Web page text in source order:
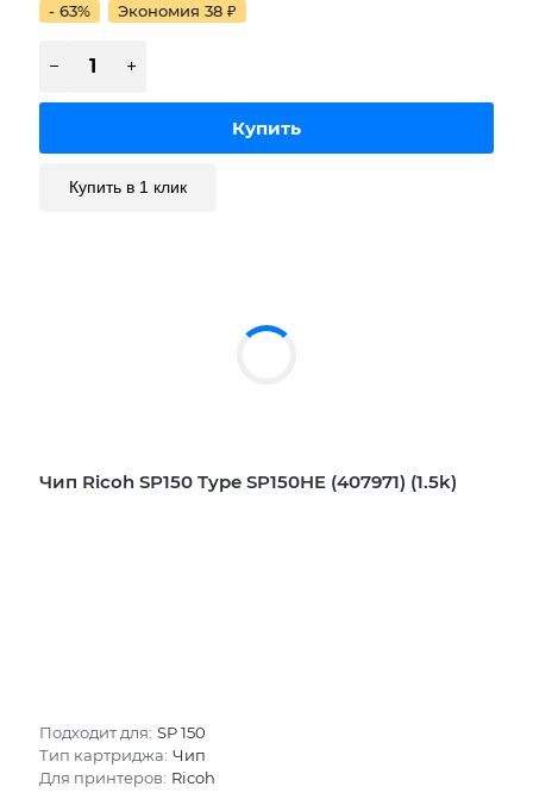
- 63% Экономия 38 ₽
Купить в 1 клик
Чип Ricoh SP150 Type SP150HE (407971) (1.5k)
Подходит для: SP 150
Тип картриджа: Чип
Для принтеров: Ricoh